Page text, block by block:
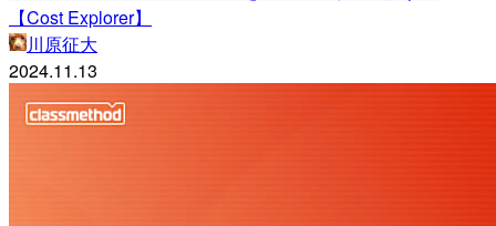
【Cost Explorer】
川原征大
2024.11.13